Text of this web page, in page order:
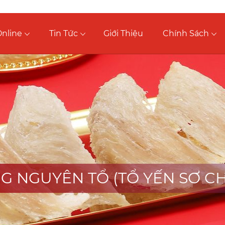
Tin Tức Giới Thiệu Chính Sách
NGUYÊN TỔ (TỔ YẾN SƠ